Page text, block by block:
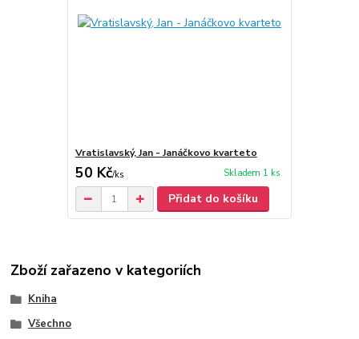
Vratislavský, Jan - Janáčkovo kvarteto
50 Kč/ks Skladem 1 ks
Přidat do košíku
Zboží zařazeno v kategoriích
Kniha
Všechno